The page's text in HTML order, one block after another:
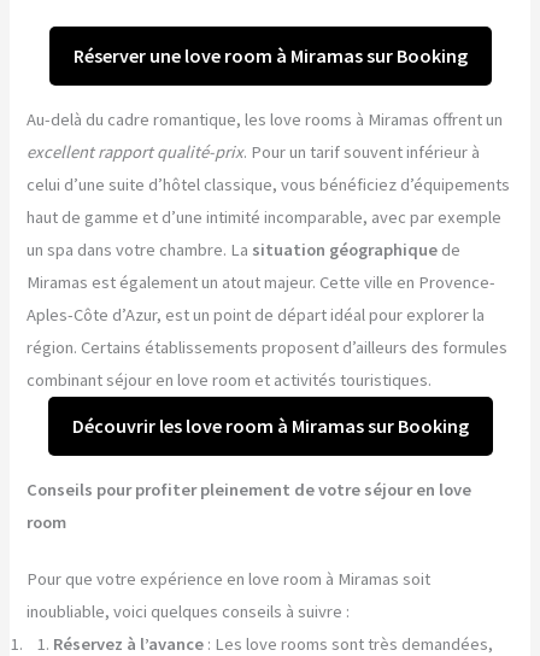
Réserver une love room à Miramas sur Booking
Au-delà du cadre romantique, les love rooms à Miramas offrent un
excellent rapport qualité-prix. Pour un tarif souvent inférieur à
celui d’une suite d’hôtel classique, vous bénéficiez d’équipements
haut de gamme et d’une intimité incomparable, avec par exemple
un spa dans votre chambre. La situation géographique de
Miramas est également un atout majeur. Cette ville en Provence-
Aples-Côte d’Azur, est un point de départ idéal pour explorer la
région. Certains établissements proposent d’ailleurs des formules
combinant séjour en love room et activités touristiques.
Découvrir les love room à Miramas sur Booking
Conseils pour profiter pleinement de votre séjour en love
room
Pour que votre expérience en love room à Miramas soit
inoubliable, voici quelques conseils à suivre :
Réservez à l’avance : Les love rooms sont très demandées,